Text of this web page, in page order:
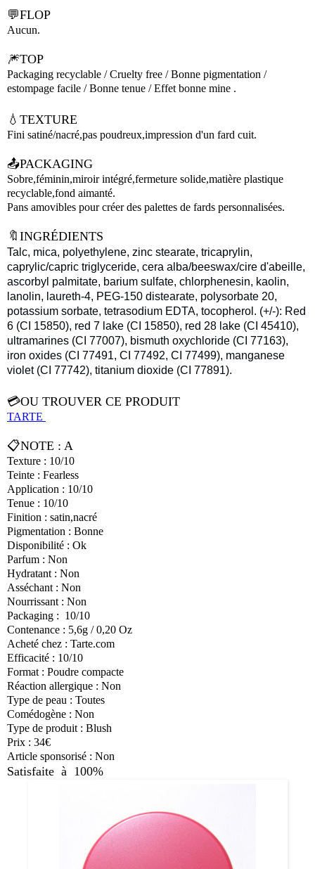
💬FLOP
Aucun.
🎆TOP
Packaging recyclable / Cruelty free / Bonne pigmentation /
estompage facile / Bonne tenue / Effet bonne mine .
💧TEXTURE
Fini satiné/nacré,pas poudreux,impression d'un fard cuit.
📤PACKAGING
Sobre,féminin,miroir intégré,fermeture solide,matière plastique
recyclable,fond aimanté.
Pans amovibles pour créer des palettes de fards personnalisées.
🔖INGRÉDIENTS
Talc, mica, polyethylene, zinc stearate, tricaprylin,
caprylic/capric triglyceride, cera alba/beeswax/cire d'abeille,
ascorbyl palmitate, barium sulfate, chlorphenesin, kaolin,
lanolin, laureth-4, PEG-150 distearate, polysorbate 20,
potassium sorbate, tetrasodium EDTA, tocopherol. (+/-): Red
6 (CI 15850), red 7 lake (CI 15850), red 28 lake (CI 45410),
ultramarines (CI 77007), bismuth oxychloride (CI 77163),
iron oxides (CI 77491, CI 77492, CI 77499), manganese
violet (CI 77742), titanium dioxide (CI 77891).
💳OU TROUVER CE PRODUIT
TARTE
📋NOTE : A
Texture : 10/10
Teinte : Fearless
Application : 10/10
Tenue : 10/10
Finition : satin,nacré
Pigmentation : Bonne
Disponibilité : Ok
Parfum : Non
Hydratant : Non
Asséchant : Non
Nourrissant : Non
Packaging : 10/10
Contenance : 5,6g / 0,20 Oz
Acheté chez : Tarte.com
Efficacité : 10/10
Format : Poudre compacte
Réaction allergique : Non
Type de peau : Toutes
Comédogène : Non
Type de produit : Blush
Prix : 34€
Article sponsorisé : Non
Satisfaite à 100%